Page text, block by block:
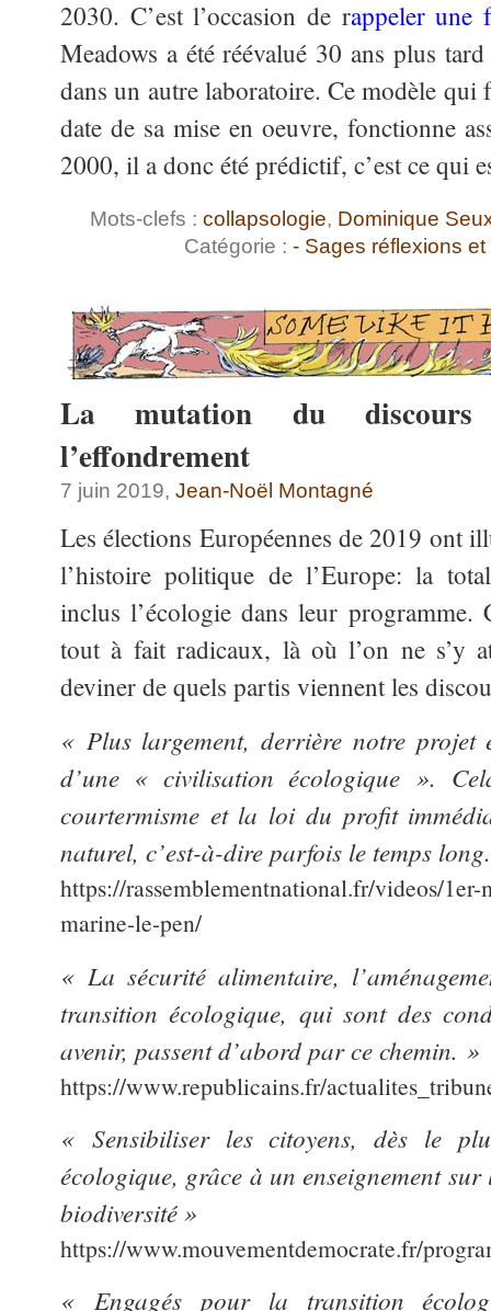
2030. C’est l’occasion de rappeler une
Meadows a été réévalué 30 ans plus
dans un autre laboratoire. Ce modèle
date de sa mise en oeuvre, fonctionne
2000, il a donc été prédictif, c’est ce qui
Mots-clefs : collapsologie, Dominique
Catégorie : - Sages réflexions
La mutation du
l’effondrement
7 juin 2019, Jean-Noël Montagné
Les élections Européennes de 2019 ont
l’histoire politique de l’Europe: la
inclus l’écologie dans leur programme.
tout à fait radicaux, là où l’on ne s’y
deviner de quels partis viennent les
« Plus largement, derrière notre projet
d’une « civilisation écologique ».
courtermisme et la loi du profit
naturel, c’est-à-dire parfois le temps
https://rassemblementnational.fr/videos/
marine-le-pen/
« La sécurité alimentaire,
transition écologique, qui sont des
avenir, passent d’abord par ce chemin. »
https://www.republicains.fr/
« Sensibiliser les citoyens, dès le
écologique, grâce à un enseignement
biodiversité »
https://www.mouvementdemocrate.fr/
« Engagés pour la transition